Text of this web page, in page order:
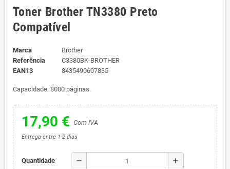
Toner Brother TN3380 Preto
Compatível
Marca
Brother
Referência
C3380BK-BROTHER
EAN13
8435490607835
Capacidade: 8000 páginas.
17,90 € Com IVA
Entrega entre 1-2 dias
Quantidade remove add